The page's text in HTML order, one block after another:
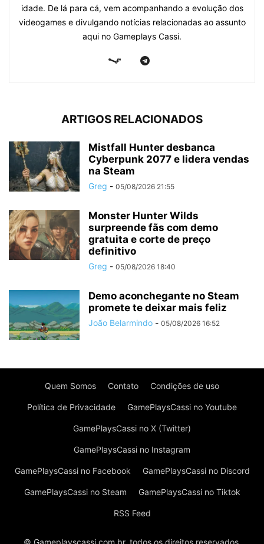
idade. De lá para cá, vem acompanhando a evolução dos
videogames e divulgando notícias relacionadas ao assunto
aqui no Gameplays Cassi.
ARTIGOS RELACIONADOS
Mistfall Hunter desbanca
Cyberpunk 2077 e lidera vendas
na Steam
Greg - 05/08/2026 21:55
Monster Hunter Wilds
surpreende fãs com demo
gratuita e corte de preço
definitivo
Greg - 05/08/2026 18:40
Demo aconchegante no Steam
promete te deixar mais feliz
João Belarmindo - 05/08/2026 16:52
Quem Somos Contato Condições de uso
Política de Privacidade GamePlaysCassi no Youtube
GamePlaysCassi no X (Twitter)
GamePlaysCassi no Instagram
GamePlaysCassi no Facebook GamePlaysCassi no Discord
GamePlaysCassi no Steam GamePlaysCassi no Tiktok
RSS Feed